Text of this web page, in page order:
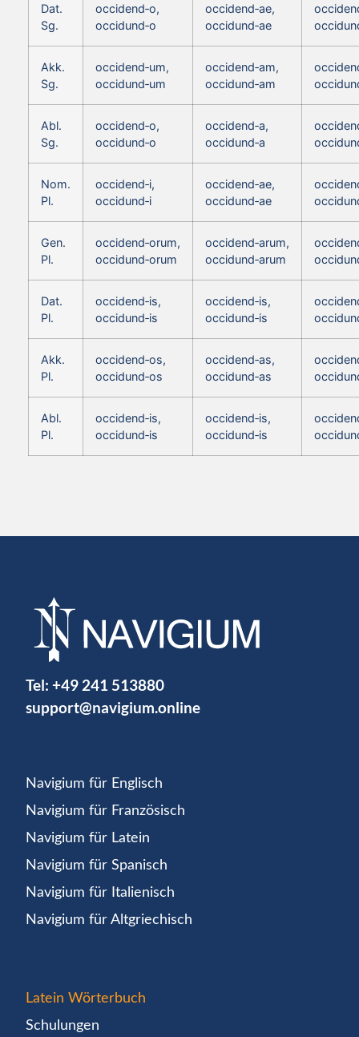
Dat.
Sg.
occidend‑o,
occidund‑o
occidend‑ae,
occidund‑ae
Akk.
Sg.
occidend‑um,
occidund‑um
occidend‑am,
occidund‑am
Abl.
Sg.
occidend‑o,
occidund‑o
occidend‑a,
occidund‑a
Nom.
Pl.
occidend‑i,
occidund‑i
occidend‑ae,
occidund‑ae
Gen.
Pl.
occidend‑orum,
occidund‑orum
occidend‑arum,
occidund‑arum
Dat.
Pl.
occidend‑is,
occidund‑is
occidend‑is,
occidund‑is
Akk.
Pl.
occidend‑os,
occidund‑os
occidend‑as,
occidund‑as
Abl.
Pl.
occidend‑is,
occidund‑is
occidend‑is,
occidund‑is
Tel: +49 241 513880
support@navigium.online
Navigium für Englisch
Navigium für Französisch
Navigium für Latein
Navigium für Spanisch
Navigium für Italienisch
Navigium für Altgriechisch
Latein Wörterbuch
Schulungen